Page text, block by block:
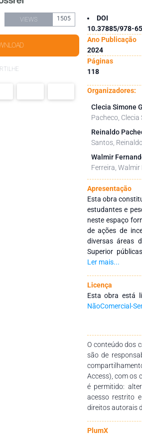
VIEWS 1505
DOI
10.37885/978-
Ano Publicação
2024
Páginas
118
Organizadores:
Clecia Simone
Pacheco,
Reinaldo
Santos,
Walmir
Ferreira,
Apresentação
Esta obra
estudantes e
neste espaço
de ações de
diversas áreas
Superior
como objetivo
dos
conhecimentos
empenho,
dessa obra.
pedagógico
seus trabalhos e
Ler mais...
Licença
Esta obra está
NãoComercial-
O conteúdo dos
são de
Access), com os
é permitido:
acesso restrito
direitos autorais
PlumX